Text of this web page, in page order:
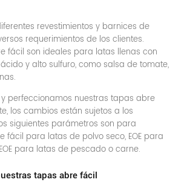
revestimientos y barnices de
requerimientos de los clientes.
fácil son ideales para latas llenas con
y alto sulfuro, como salsa de tomate,
perfeccionamos nuestras tapas abre
los cambios están sujetos a los
siguientes parámetros son para
fácil para latas de polvo seco, EOE para
para latas de pescado o carne.
tapas abre fácil